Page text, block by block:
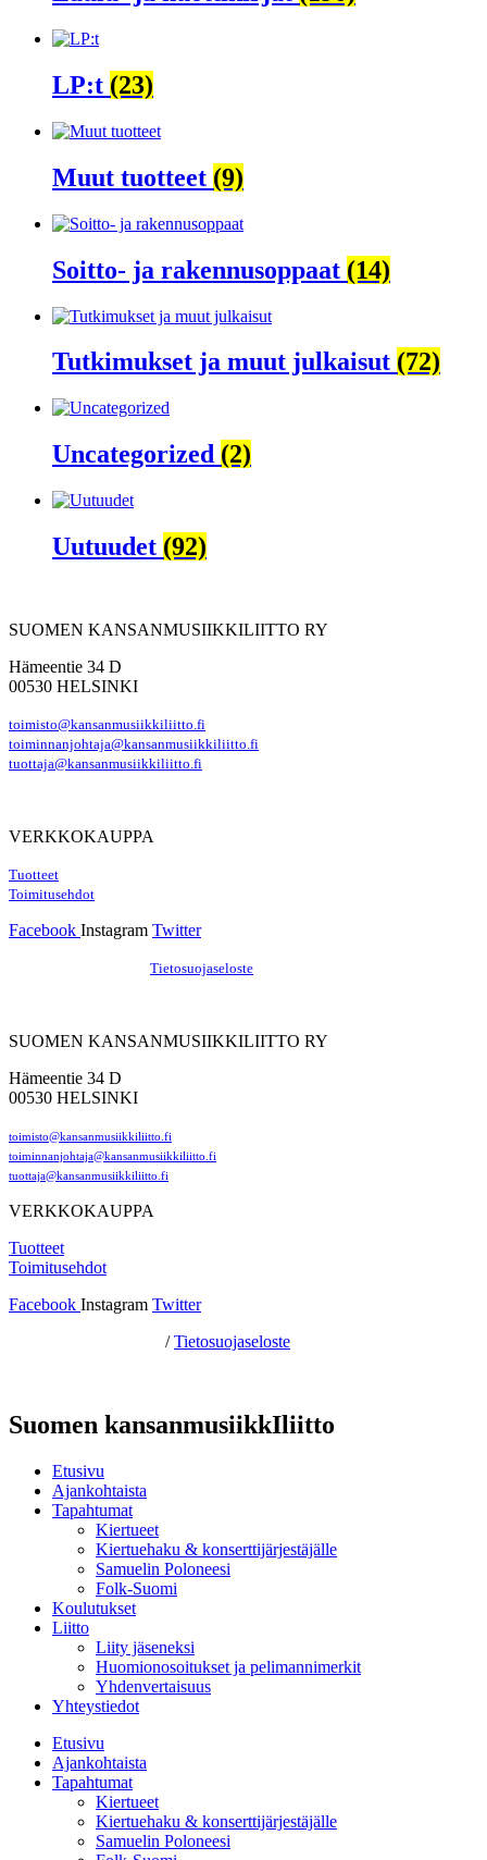
LP:t (23)
Muut tuotteet (9)
Soitto- ja rakennusoppaat (14)
Tutkimukset ja muut julkaisut (72)
Uncategorized (2)
Uutuudet (92)
SUOMEN KANSANMUSIIKKILIITTO RY
Hämeentie 34 D
00530 HELSINKI
toimisto@kansanmusiikkiliitto.fi
toiminnanjohtaja@kansanmusiikkiliitto.fi
tuottaja@kansanmusiikkiliitto.fi
VERKKOKAUPPA
Tuotteet
Toimitusehdot
Facebook Instagram Twitter
Tietosuojaseloste
SUOMEN KANSANMUSIIKKILIITTO RY
Hämeentie 34 D
00530 HELSINKI
toimisto@kansanmusiikkiliitto.fi
toiminnanjohtaja@kansanmusiikkiliitto.fi
tuottaja@kansanmusiikkiliitto.fi
VERKKOKAUPPA
Tuotteet
Toimitusehdot
Facebook Instagram Twitter
/Tietosuojaseloste
Suomen kansanmusiikkIliitto
Etusivu
Ajankohtaista
Tapahtumat
Kiertueet
Kiertuehaku & konserttijärjestäjälle
Samuelin Poloneesi
Folk-Suomi
Koulutukset
Liitto
Liity jäseneksi
Huomionosoitukset ja pelimannimerkit
Yhdenvertaisuus
Yhteystiedot
Etusivu
Ajankohtaista
Tapahtumat
Kiertueet
Kiertuehaku & konserttijärjestäjälle
Samuelin Poloneesi